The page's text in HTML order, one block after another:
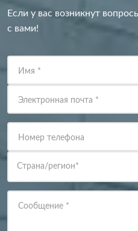
Если у вас возникнут
с вами!
Имя *
Электронная почта *
Номер телефона
Страна/регион*
Сообщение *